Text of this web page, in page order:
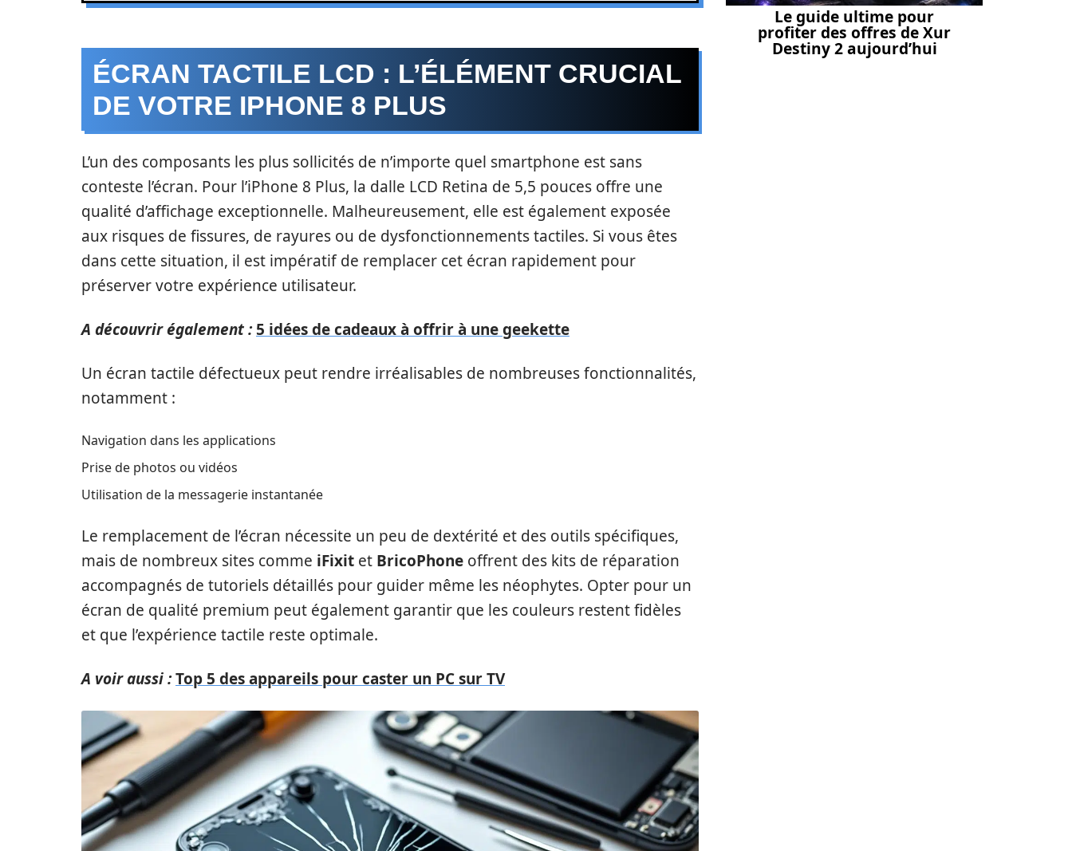
ÉCRAN TACTILE LCD : L’ÉLÉMENT CRUCIAL
DE VOTRE IPHONE 8 PLUS
L’un des composants les plus sollicités de n’importe quel smartphone est sans
conteste l’écran. Pour l’iPhone 8 Plus, la dalle LCD Retina de 5,5 pouces offre une
qualité d’affichage exceptionnelle. Malheureusement, elle est également exposée
aux risques de fissures, de rayures ou de dysfonctionnements tactiles. Si vous êtes
dans cette situation, il est impératif de remplacer cet écran rapidement pour
préserver votre expérience utilisateur.
A découvrir également : 5 idées de cadeaux à offrir à une geekette
Un écran tactile défectueux peut rendre irréalisables de nombreuses fonctionnalités,
notamment :
Navigation dans les applications
Prise de photos ou vidéos
Utilisation de la messagerie instantanée
Le remplacement de l’écran nécessite un peu de dextérité et des outils spécifiques,
mais de nombreux sites comme iFixit et BricoPhone offrent des kits de réparation
accompagnés de tutoriels détaillés pour guider même les néophytes. Opter pour un
écran de qualité premium peut également garantir que les couleurs restent fidèles
et que l’expérience tactile reste optimale.
A voir aussi :Top 5 des appareils pour caster un PC sur TV
Le guide ultime pour
profiter des offres de Xur
Destiny 2 aujourd’hui